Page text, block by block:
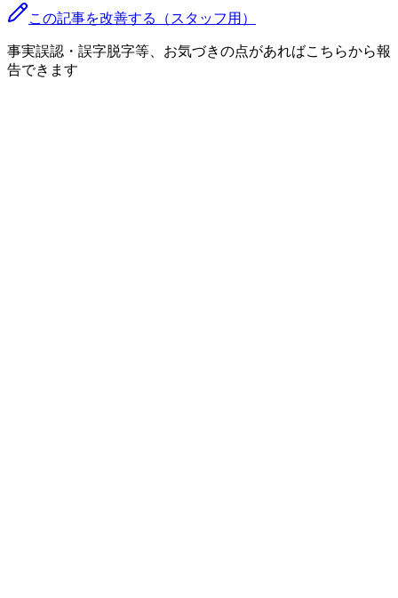
この記事を改善する（スタッフ用）
事実誤認・誤字脱字等、お気づきの点があればこちらから報
告できます